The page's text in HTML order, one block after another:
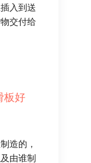
入到送
交付给
板好
造的，
由谁制